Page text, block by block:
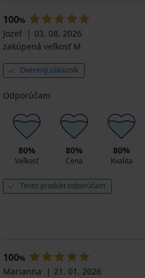
100%
Jozef
03. 08. 2026
zakúpená veľkosť M
Overený zákazník
Odporúčam
80%
Veľkosť
80%
Cena
80%
Kvalita
Tento produkt odporúčam
100%
Marianna
21. 01. 2026